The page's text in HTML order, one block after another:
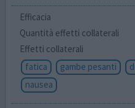
Efficacia
Quantità effetti collaterali
Effetti collaterali
fatica
gambe pesanti
nausea